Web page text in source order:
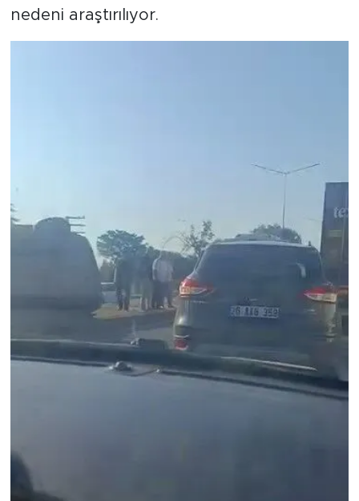
nedeni araştırılıyor.